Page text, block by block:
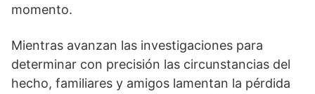
momento.
Mientras avanzan las investigaciones para
determinar con precisión las circunstancias del
hecho, familiares y amigos lamentan la pérdida